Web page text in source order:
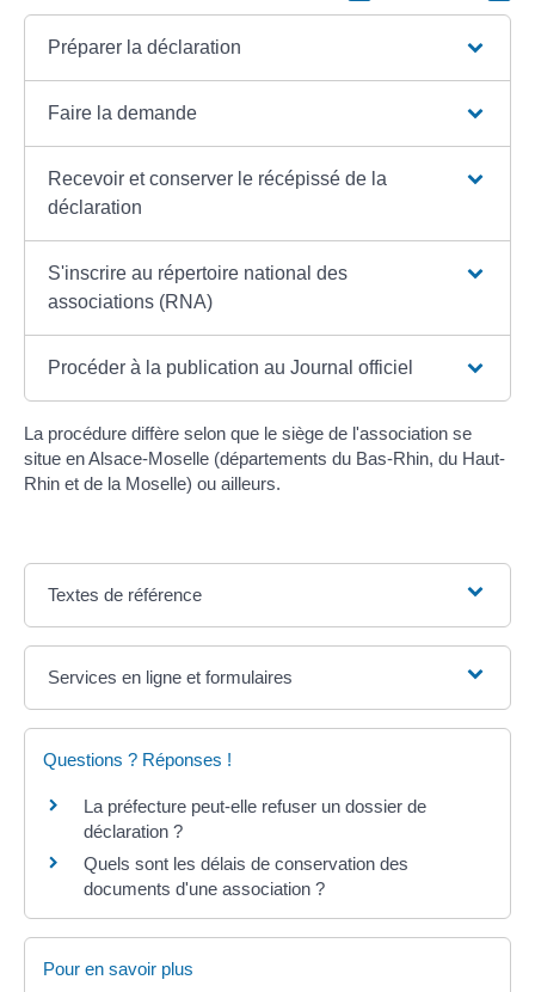
Préparer la déclaration
Faire la demande
Recevoir et conserver le récépissé de la
déclaration
S'inscrire au répertoire national des
associations (RNA)
Procéder à la publication au Journal officiel
La procédure diffère selon que le siège de l'association se
situe en Alsace-Moselle (départements du Bas-Rhin, du Haut-
Rhin et de la Moselle) ou ailleurs.
Textes de référence
Services en ligne et formulaires
Questions ? Réponses !
La préfecture peut-elle refuser un dossier de
déclaration ?
Quels sont les délais de conservation des
documents d'une association ?
Pour en savoir plus